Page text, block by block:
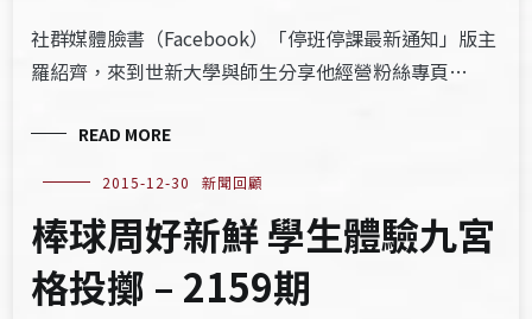
社群媒體臉書（Facebook）「停班停課最新通知」版主
羅紹齊，來到世新大學與師生分享他經營粉絲專頁…
READ MORE
2015-12-30 新聞回顧
棒球周好新鮮 學生體驗九宮
格投擲 – 2159期